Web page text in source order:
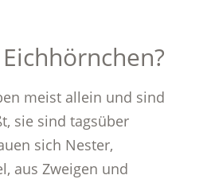
meist allein und sind
sie sind tagsüber
sich Nester,
aus Zweigen und